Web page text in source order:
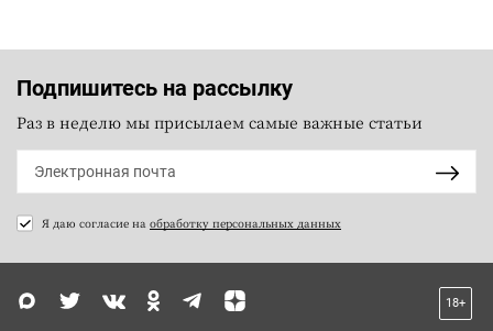
Подпишитесь на рассылку
Раз в неделю мы присылаем самые важные статьи
Я даю согласие на обработку персональных данных
18+